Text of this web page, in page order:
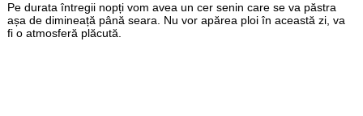
Pe durata întregii nopți vom avea un cer senin care se va păstra
așa de dimineață până seara. Nu vor apărea ploi în această zi, va
fi o atmosferă plăcută.